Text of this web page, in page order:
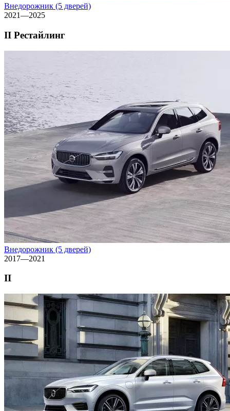
Внедорожник (5 дверей)
2021—2025
II Рестайлинг
Внедорожник (5 дверей)
2017—2021
II